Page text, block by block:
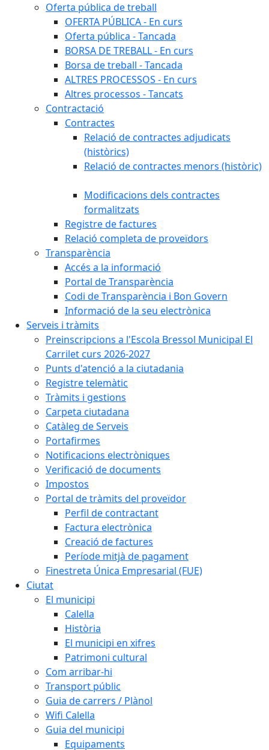
Oferta pública de treball
OFERTA PÚBLICA - En curs
Oferta pública - Tancada
BORSA DE TREBALL - En curs
Borsa de treball - Tancada
ALTRES PROCESSOS - En curs
Altres processos - Tancats
Contractació
Contractes
Relació de contractes adjudicats
(històrics)
Relació de contractes menors (històric)
Modificacions dels contractes
formalitzats
Registre de factures
Relació completa de proveïdors
Transparència
Accés a la informació
Portal de Transparència
Codi de Transparència i Bon Govern
Informació de la seu electrònica
Serveis i tràmits
Preinscripcions a l'Escola Bressol Municipal El
Carrilet curs 2026-2027
Punts d'atenció a la ciutadania
Registre telemàtic
Tràmits i gestions
Carpeta ciutadana
Catàleg de Serveis
Portafirmes
Notificacions electròniques
Verificació de documents
Impostos
Portal de tràmits del proveïdor
Perfil de contractant
Factura electrònica
Creació de factures
Període mitjà de pagament
Finestreta Única Empresarial (FUE)
Ciutat
El municipi
Calella
Història
El municipi en xifres
Patrimoni cultural
Com arribar-hi
Transport públic
Guia de carrers / Plànol
Wifi Calella
Guia del municipi
Equipaments